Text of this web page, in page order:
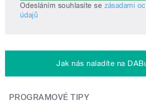
Odesláním souhlasíte se zásadami
údajů
Jak nás naladíte na
PROGRAMOVÉ TIPY